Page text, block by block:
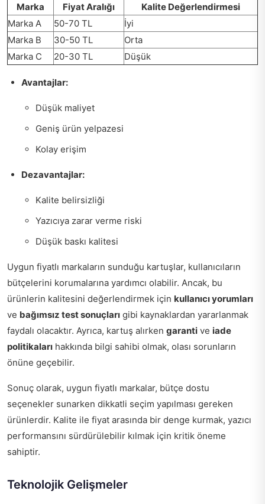
Marka Fiyat Aralığı
Kalite Değerlendirmesi
Marka A
50-70 TL
İyi
Marka B
30-50 TL
Orta
Marka C
20-30 TL Düşük
Avantajlar:
Düşük maliyet
Geniş ürün yelpazesi
Kolay erişim
Dezavantajlar:
Kalite belirsizliği
Yazıcıya zarar verme riski
Düşük baskı kalitesi
Uygun fiyatlı markaların sunduğu kartuşlar, kullanıcıların
bütçelerini korumalarına yardımcı olabilir. Ancak, bu
ürünlerin kalitesini değerlendirmek için kullanıcı yorumları
ve bağımsız test sonuçları gibi kaynaklardan yararlanmak
faydalı olacaktır. Ayrıca, kartuş alırken garanti ve iade
politikaları hakkında bilgi sahibi olmak, olası sorunların
önüne geçebilir.
Sonuç olarak, uygun fiyatlı markalar, bütçe dostu
seçenekler sunarken dikkatli seçim yapılması gereken
ürünlerdir. Kalite ile fiyat arasında bir denge kurmak, yazıcı
performansını sürdürülebilir kılmak için kritik öneme
sahiptir.
Teknolojik Gelişmeler